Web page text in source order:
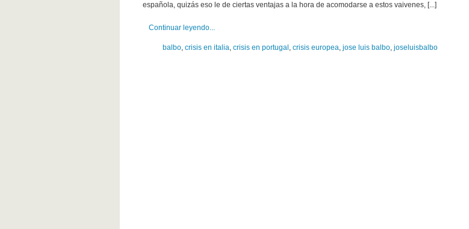
española, quizás eso le de ciertas ventajas a la hora de acomodarse a estos vaivenes, [...]
Continuar leyendo...
balbo, crisis en italia, crisis en portugal , crisis europea, jose luis balbo, joseluisbalbo